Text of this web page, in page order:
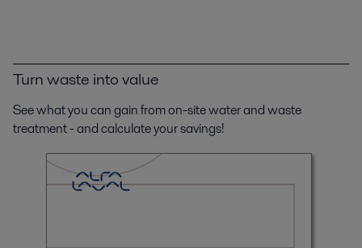
Turn waste into value
See what you can gain from on-site water and waste
treatment - and calculate your savings!